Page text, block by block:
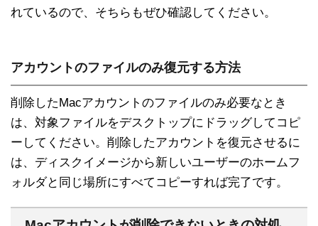
れているので、そちらもぜひ確認してください。
アカウントのファイルのみ復元する方法
削除したMacアカウントのファイルのみ必要なとき
は、対象ファイルをデスクトップにドラッグしてコピ
ーしてください。削除したアカウントを復元させるに
は、ディスクイメージから新しいユーザーのホームフ
ォルダと同じ場所にすべてコピーすれば完了です。